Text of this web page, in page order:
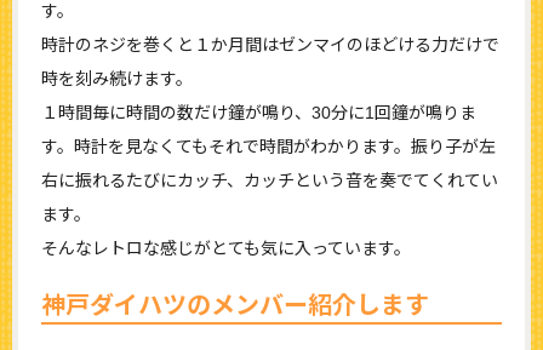
す。
時計のネジを巻くと１か月間はゼンマイのほどける力だけで
時を刻み続けます。
１時間毎に時間の数だけ鐘が鳴り、30分に1回鐘が鳴りま
す。時計を見なくてもそれで時間がわかります。振り子が左
右に振れるたびにカッチ、カッチという音を奏でてくれてい
ます。
そんなレトロな感じがとても気に入っています。
神戸ダイハツのメンバー紹介します